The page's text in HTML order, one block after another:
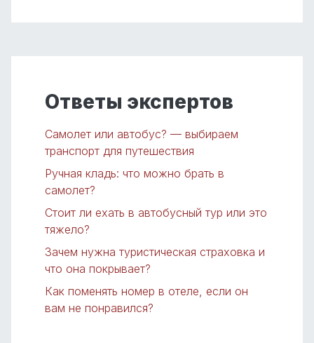
Ответы экспертов
Самолет или автобус? — выбираем
транспорт для путешествия
Ручная кладь: что можно брать в
самолет?
Стоит ли ехать в автобусный тур или это
тяжело?
Зачем нужна туристическая страховка и
что она покрывает?
Как поменять номер в отеле, если он
вам не понравился?